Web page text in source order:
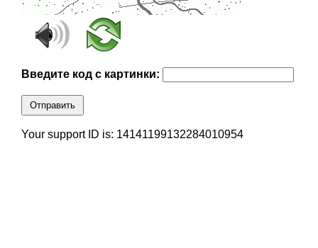
Введите код с картинки:
Отправить
Your support ID is: 14141199132284010954